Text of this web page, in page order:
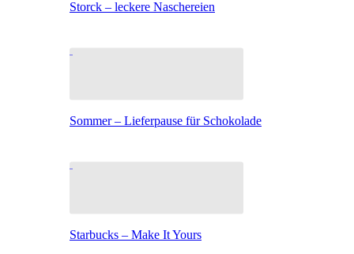
Storck – leckere Naschereien
Sommer – Lieferpause für Schokolade
Starbucks – Make It Yours